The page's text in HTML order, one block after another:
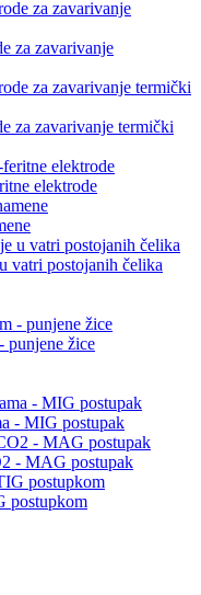
za zavarivanje
za zavarivanje termički
elektrode
vatri postojanih čelika
punjene žice
- MIG postupak
- MAG postupak
postupkom